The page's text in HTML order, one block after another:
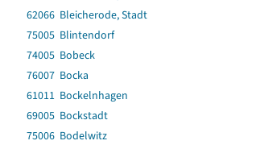
62066 Bleicherode, Stadt
75005 Blintendorf
74005 Bobeck
76007 Bocka
61011 Bockelnhagen
69005 Bockstadt
75006 Bodelwitz